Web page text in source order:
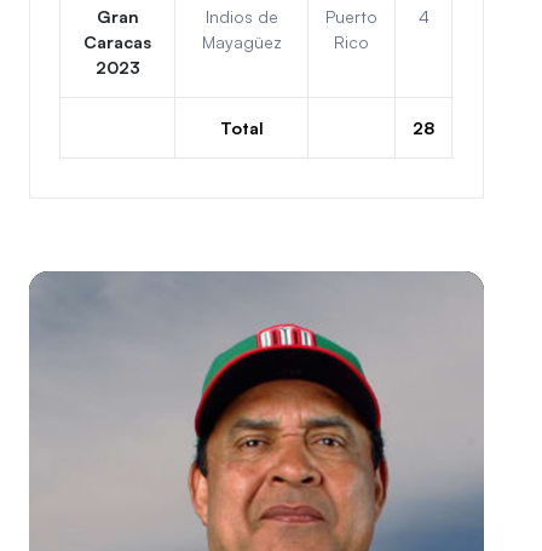
Gran
Caracas
2023
Indios de
Mayagüez
Puerto
Rico
4
Total 28